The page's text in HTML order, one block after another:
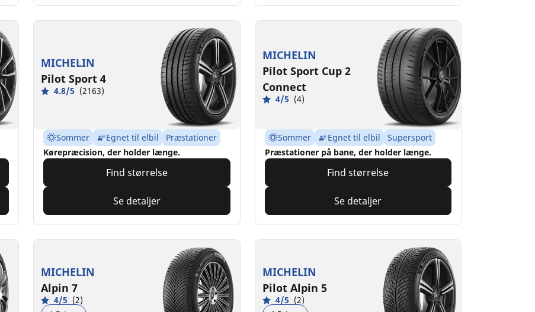
MICHELIN
Pilot Sport 4
4.8/5 (2163)
Sommer Egnet til elbil
Præstationer
Kørepræcision, der holder længe.
Find størrelse
Se detaljer
MICHELIN
Pilot Sport Cup 2
Connect
4/5 (4)
Sommer Egnet til elbil
Supersport
Præstationer på bane, der holder længe.
Find størrelse
Se detaljer
MICHELIN
Alpin 7
4/5 (2)
MICHELIN
Pilot Alpin 5
4/5 (2)